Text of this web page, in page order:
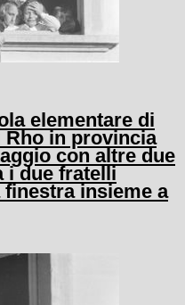
elementare di
Rho in provincia
con altre due
i due fratelli
insieme a